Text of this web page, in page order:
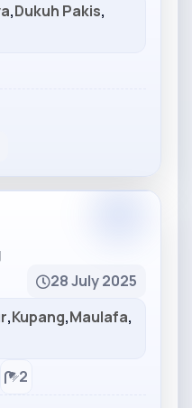
,Dukuh Pakis,
28 July 2025
,Kupang,Maulafa,
2